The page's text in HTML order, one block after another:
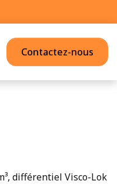
Contactez-nous
différentiel Visco-Lok